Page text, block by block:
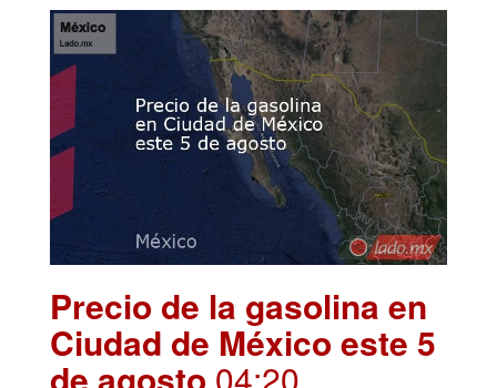
Precio de la gasolina en
Ciudad de México este 5
de agosto.04:20